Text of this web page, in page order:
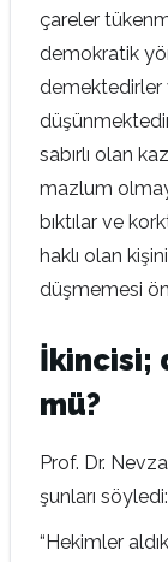
çareler
demokratik
demektedirler
sabırlı olan
mazlum
bıktılar ve
haklı olan
düşmemesi
İkincisi;
mü?
Prof. Dr.
şunları söyledi:
“Hekimler